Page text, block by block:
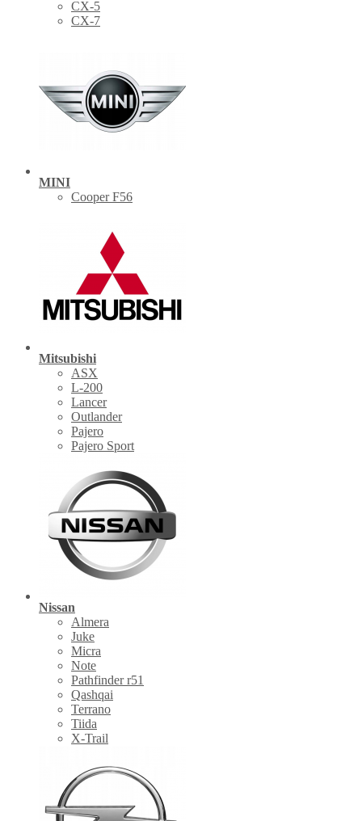
СХ-5
CX-7
MINI
Cooper F56
Mitsubishi
ASX
L-200
Lancer
Outlander
Pajero
Pajero Sport
Nissan
Almera
Juke
Micra
Note
Pathfinder r51
Qashqai
Terrano
Tiida
X-Trail